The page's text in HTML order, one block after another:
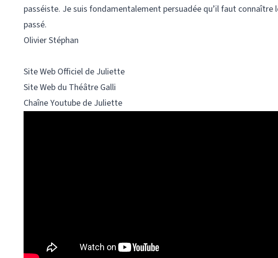
passéiste. Je suis fondamentalement persuadée qu’il faut connaître
passé.
Olivier Stéphan
Site Web Officiel de Juliette
Site Web du Théâtre Galli
Chaîne Youtube de Juliette